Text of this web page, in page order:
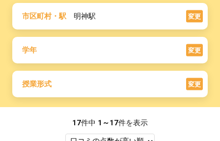
市区町村・駅 明神駅 変更
学年 変更
授業形式 変更
17件中 1～17件を表示